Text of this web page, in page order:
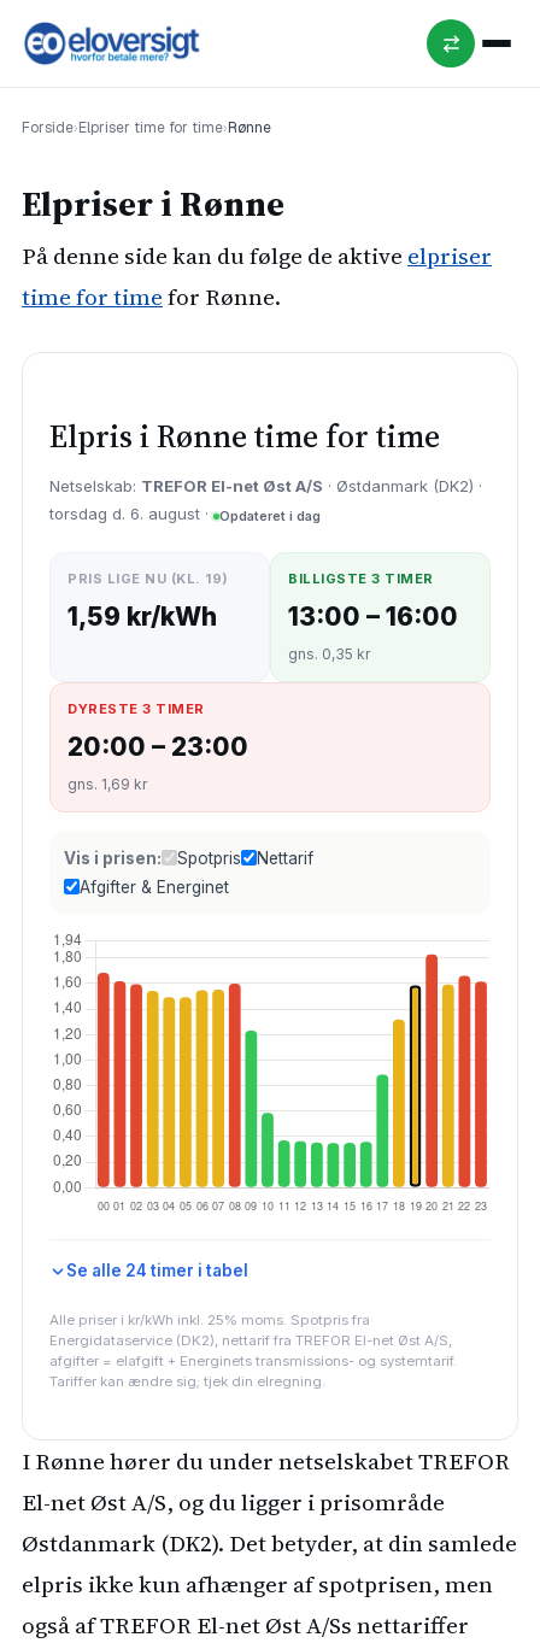
Forside›Elpriser time for time›Rønne
Elpriser i Rønne
På denne side kan du følge de aktive elpriser
time for timefor Rønne.
Elpris i Rønne time for time
Netselskab: TREFOR El-net Øst A/S · Østdanmark (DK2) ·
torsdag d. 6. august · Opdateret i dag
PRIS LIGE NU (KL. 19)
1,59 kr/kWh
BILLIGSTE 3 TIMER
13:00 – 16:00
gns. 0,35 kr
DYRESTE 3 TIMER
20:00 – 23:00
gns. 1,69 kr
Vis i prisen: Spotpris
Nettarif
Afgifter & Energinet
Se alle 24 timer i tabel
Alle priser i kr/kWh inkl. 25% moms. Spotpris fra
Energidataservice (DK2), nettarif fra TREFOR El-net Øst A/S,
afgifter = elafgift + Energinets transmissions- og systemtarif.
Tariffer kan ændre sig; tjek din elregning.
I Rønne hører du under netselskabet TREFOR
El-net Øst A/S, og du ligger i prisområde
Østdanmark (DK2). Det betyder, at din samlede
elpris ikke kun afhænger af spotprisen, men
også af TREFOR El-net Øst A/Ss nettariffer